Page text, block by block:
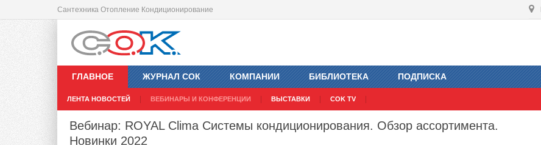
Сантехника Отопление Кондиционирование
ГЛАВНОЕ
ЛЕНТА НОВОСТЕЙ ВЕБИНАРЫ И КОНФЕРЕНЦИИ ВЫСТАВКИ COK TV
ЖУРНАЛ СОК КОМПАНИИ БИБЛИОТЕКА ПОДПИСКА
Вебинар: ROYAL Clima Системы кондиционирования. Обзор ассортимента.
Новинки 2022